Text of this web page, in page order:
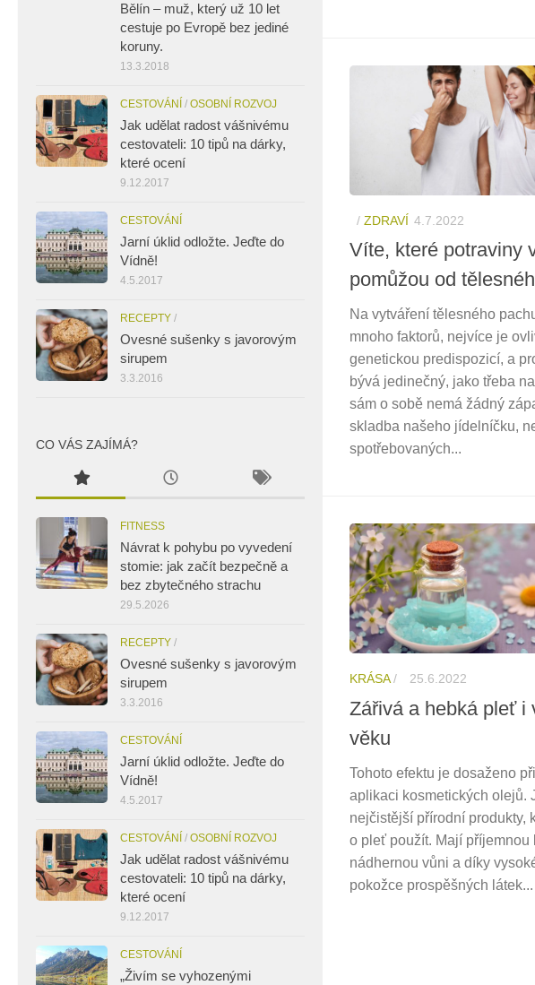
/ ZDRAVÍ 4.7.2022
Víte, které potraviny
pomůžou od
Na vytváření tělesného
mnoho faktorů, nejvíce je
genetickou predispozicí, a
bývá jedinečný, jako třeba
sám o sobě nemá žádný
skladba našeho jídelníčku,
spotřebovaných...
KRÁSA/ 25.6.2022
Zářivá a hebká pleť i
věku
Tohoto efektu je dosaženo
aplikaci kosmetických olejů.
nejčistější přírodní produkty,
o pleť použít. Mají příjemnou
nádhernou vůni a díky
pokožce prospěšných látek...
Bělín – muž, který už 10 let
cestuje po Evropě bez jediné
koruny.
13.3.2018
CESTOVÁNÍ / OSOBNÍ ROZVOJ
Jak udělat radost vášnivému
cestovateli: 10 tipů na dárky,
které ocení
9.12.2017
CESTOVÁNÍ
Jarní úklid odložte. Jeďte do
Vídně!
4.5.2017
RECEPTY /
Ovesné sušenky s javorovým
sirupem
3.3.2016
CO VÁS ZAJÍMÁ?
FITNESS
Návrat k pohybu po vyvedení
stomie: jak začít bezpečně a
bez zbytečného strachu
29.5.2026
RECEPTY /
Ovesné sušenky s javorovým
sirupem
3.3.2016
CESTOVÁNÍ
Jarní úklid odložte. Jeďte do
Vídně!
4.5.2017
CESTOVÁNÍ / OSOBNÍ ROZVOJ
Jak udělat radost vášnivému
cestovateli: 10 tipů na dárky,
které ocení
9.12.2017
CESTOVÁNÍ
„Živím se vyhozenými